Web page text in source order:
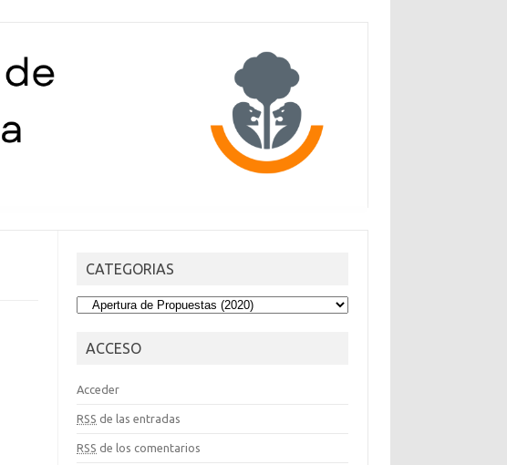
CATEGORIAS
CATEGORIAS
ACCESO
Acceder
RSS de las entradas
RSS de los comentarios